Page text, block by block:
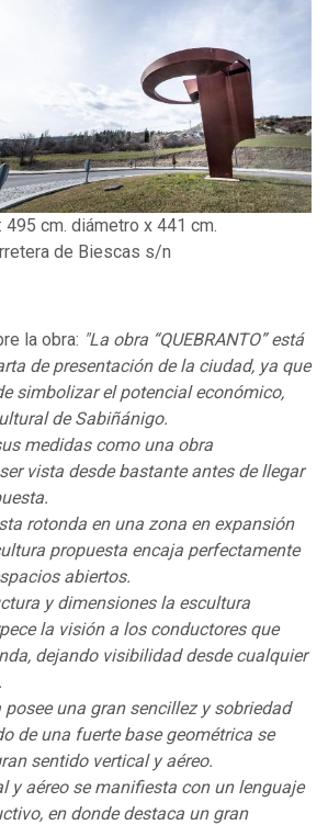
cm. diámetro x 441 cm.
de Biescas s/n
la obra: "La obra “QUEBRANTO” está
de presentación de la ciudad, ya que
simbolizar el potencial económico,
de Sabiñánigo.
medidas como una obra
vista desde bastante antes de llegar
rotonda en una zona en expansión
propuesta encaja perfectamente
abiertos.
y dimensiones la escultura
la visión a los conductores que
dejando visibilidad desde cualquier
una gran sencillez y sobriedad
de una fuerte base geométrica se
sentido vertical y aéreo.
y aéreo se manifiesta con un lenguaje
en donde destaca un gran